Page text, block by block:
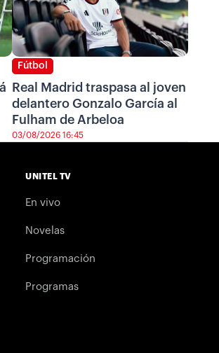
Fútbol
Real Madrid traspasa al joven
delantero Gonzalo García al
Fulham de Arbeloa
03/08/2026 16:45
UNITEL TV
En vivo
Novelas
Programación
Programas